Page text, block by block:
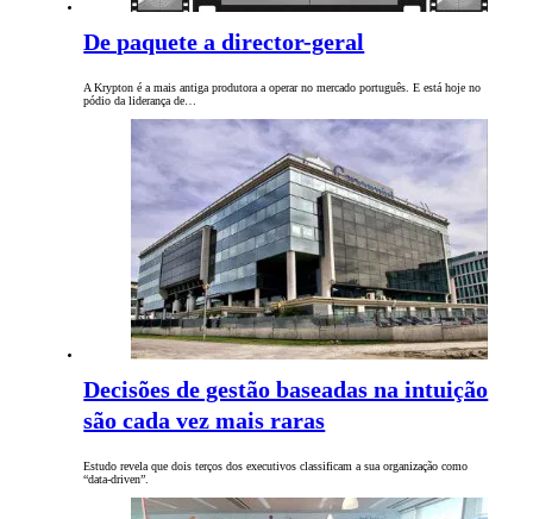
De paquete a director-geral
A Krypton é a mais antiga produtora a operar no mercado português. E está hoje no
pódio da liderança de…
Decisões de gestão baseadas na intuição
são cada vez mais raras
Estudo revela que dois terços dos executivos classificam a sua organização como
“data-driven”.